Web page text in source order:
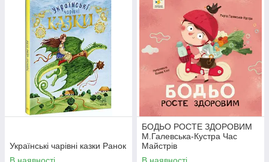
Українські чарівні казки Ранок
БОДЬО РОСТЕ ЗДОРОВИМ
М.Галевська-Кустра Час
Майстрів